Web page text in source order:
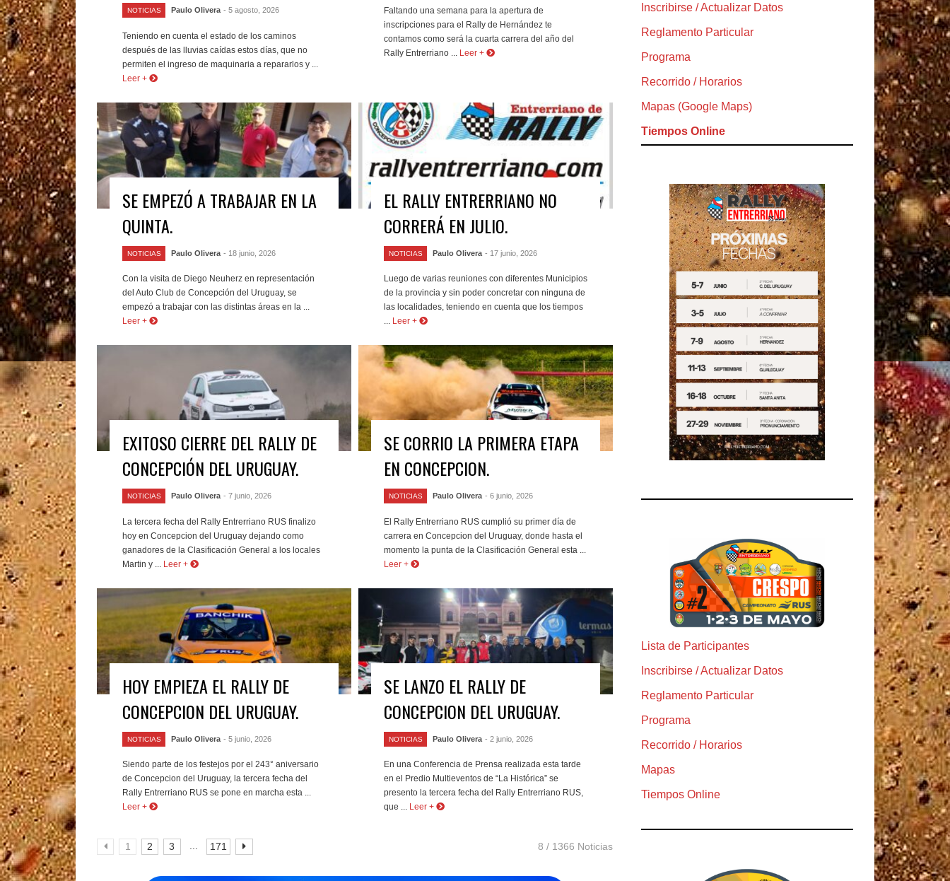
NOTICIAS Paulo Olivera - 5 agosto, 2026
Teniendo en cuenta el estado de los caminos
después de las lluvias caídas estos días, que no
permiten el ingreso de maquinaria a repararlos y ...
Leer +
Faltando una semana para la apertura de
inscripciones para el Rally de Hernández te
contamos como será la cuarta carrera del año del
Rally Entrerriano ...
Leer +
SE EMPEZÓ A TRABAJAR EN LA
QUINTA.
NOTICIAS Paulo Olivera - 18 junio, 2026
Con la visita de Diego Neuherz en representación
del Auto Club de Concepción del Uruguay, se
empezó a trabajar con las distintas áreas en la ...
Leer +
EL RALLY ENTRERRIANO NO
CORRERÁ EN JULIO.
NOTICIAS Paulo Olivera - 17 junio, 2026
Luego de varias reuniones con diferentes Municipios
de la provincia y sin poder concretar con ninguna de
las localidades, teniendo en cuenta que los tiempos
... Leer +
EXITOSO CIERRE DEL RALLY DE
CONCEPCIÓN DEL URUGUAY.
NOTICIAS Paulo Olivera - 7 junio, 2026
La tercera fecha del Rally Entrerriano RUS finalizo
hoy en Concepcion del Uruguay dejando como
ganadores de la Clasificación General a los locales
Martin y ...
Leer +
SE CORRIO LA PRIMERA ETAPA
EN CONCEPCION.
NOTICIAS Paulo Olivera - 6 junio, 2026
El Rally Entrerriano RUS cumplió su primer día de
carrera en Concepcion del Uruguay, donde hasta el
momento la punta de la Clasificación General esta ...
Leer +
HOY EMPIEZA EL RALLY DE
CONCEPCION DEL URUGUAY.
NOTICIAS Paulo Olivera - 5 junio, 2026
Siendo parte de los festejos por el 243° aniversario
de Concepcion del Uruguay, la tercera fecha del
Rally Entrerriano RUS se pone en marcha esta ...
Leer +
SE LANZO EL RALLY DE
CONCEPCION DEL URUGUAY.
NOTICIAS Paulo Olivera - 2 junio, 2026
En una Conferencia de Prensa realizada esta tarde
en el Predio Multieventos de “La Histórica” se
presento la tercera fecha del Rally Entrerriano RUS,
que ... Leer +
1 2 3 ... 171 8 / 1366 Noticias
Inscribirse / Actualizar Datos
Reglamento Particular
Programa
Recorrido / Horarios
Mapas (Google Maps)
Tiempos Online
Lista de Participantes
Inscribirse / Actualizar Datos
Reglamento Particular
Programa
Recorrido / Horarios
Mapas
Tiempos Online